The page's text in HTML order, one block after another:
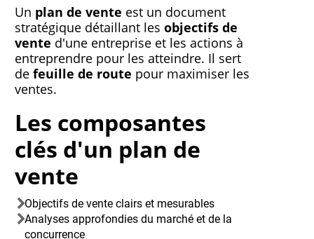
Un plan de vente est un document
stratégique détaillant lesobjectifs de
vente d'une entreprise et les actions à
entreprendre pour les atteindre. Il sert
defeuille de route pour maximiser les
ventes.
Les composantes
clés d'un plan de
vente
Objectifs de vente clairs et mesurables
Analyses approfondies du marché et de la
concurrence